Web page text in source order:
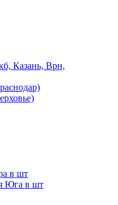
Казань, Врн,
в шт
Юга в шт